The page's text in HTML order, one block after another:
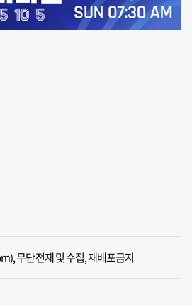
무단전재 및 수집, 재배포금지